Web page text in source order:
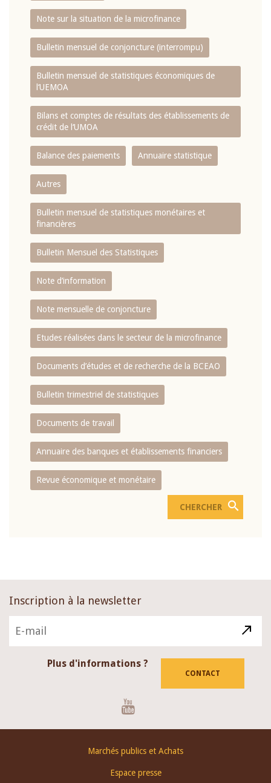
Note sur la situation de la microfinance
Bulletin mensuel de conjoncture (interrompu)
Bulletin mensuel de statistiques économiques de
l‘UEMOA
Bilans et comptes de résultats des établissements de
crédit de l‘UMOA
Balance des paiements Annuaire statistique
Autres
Bulletin mensuel de statistiques monétaires et
financières
Bulletin Mensuel des Statistiques
Note d’information
Note mensuelle de conjoncture
Etudes réalisées dans le secteur de la microfinance
Documents d’études et de recherche de la BCEAO
Bulletin trimestriel de statistiques
Documents de travail
Annuaire des banques et établissements financiers
Revue économique et monétaire
Inscription à la newsletter
Plus d'informations ?
CONTACT
Marchés publics et Achats
Espace presse